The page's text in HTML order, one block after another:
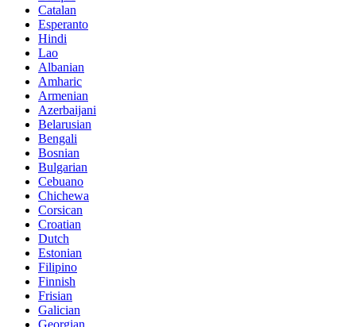
Catalan
Esperanto
Hindi
Lao
Albanian
Amharic
Armenian
Azerbaijani
Belarusian
Bengali
Bosnian
Bulgarian
Cebuano
Chichewa
Corsican
Croatian
Dutch
Estonian
Filipino
Finnish
Frisian
Galician